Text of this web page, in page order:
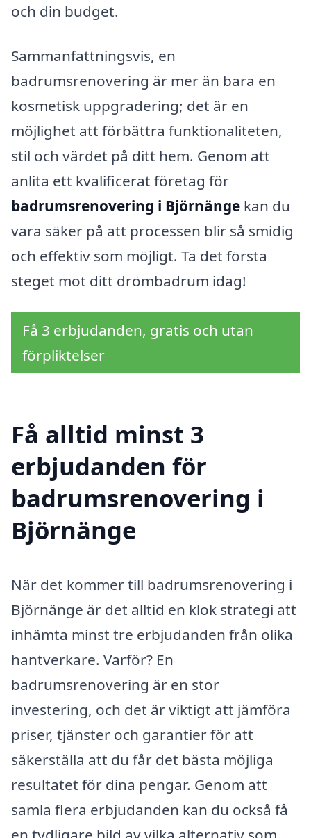
och din budget.
Sammanfattningsvis, en
badrumsrenovering är mer än bara en
kosmetisk uppgradering; det är en
möjlighet att förbättra funktionaliteten,
stil och värdet på ditt hem. Genom att
anlita ett kvalificerat företag för
badrumsrenovering i Björnänge kan du
vara säker på att processen blir så smidig
och effektiv som möjligt. Ta det första
steget mot ditt drömbadrum idag!
Få 3 erbjudanden, gratis och utan
förpliktelser
Få alltid minst 3
erbjudanden för
badrumsrenovering i
Björnänge
När det kommer till badrumsrenovering i
Björnänge är det alltid en klok strategi att
inhämta minst tre erbjudanden från olika
hantverkare. Varför? En
badrumsrenovering är en stor
investering, och det är viktigt att jämföra
priser, tjänster och garantier för att
säkerställa att du får det bästa möjliga
resultatet för dina pengar. Genom att
samla flera erbjudanden kan du också få